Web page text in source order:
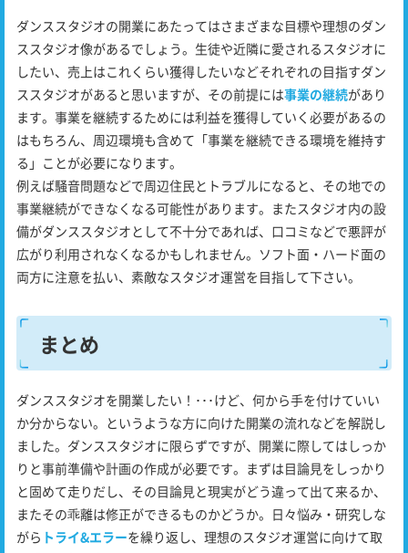
ダンススタジオの開業にあたってはさまざまな目標や理想のダン
ススタジオ像があるでしょう。生徒や近隣に愛されるスタジオに
したい、売上はこれくらい獲得したいなどそれぞれの目指すダン
ススタジオがあると思いますが、その前提には事業の継続があり
ます。事業を継続するためには利益を獲得していく必要があるの
はもちろん、周辺環境も含めて「事業を継続できる環境を維持す
る」ことが必要になります。
例えば騒音問題などで周辺住民とトラブルになると、その地での
事業継続ができなくなる可能性があります。またスタジオ内の設
備がダンススタジオとして不十分であれば、口コミなどで悪評が
広がり利用されなくなるかもしれません。ソフト面・ハード面の
両方に注意を払い、素敵なスタジオ運営を目指して下さい。
まとめ
ダンススタジオを開業したい！･･･けど、何から手を付けていい
か分からない。というような方に向けた開業の流れなどを解説し
ました。ダンススタジオに限らずですが、開業に際してはしっか
りと事前準備や計画の作成が必要です。まずは目論見をしっかり
と固めて走りだし、その目論見と現実がどう違って出て来るか、
またその乖離は修正ができるものかどうか。日々悩み・研究しな
がら トライ&エラーを繰り返し、理想のスタジオ運営に向けて取